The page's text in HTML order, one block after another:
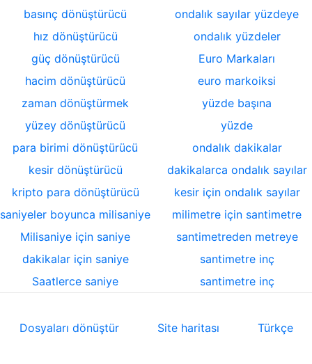
basınç dönüştürücü
hız dönüştürücü
güç dönüştürücü
hacim dönüştürücü
zaman dönüştürmek
yüzey dönüştürücü
para birimi dönüştürücü
kesir dönüştürücü
kripto para dönüştürücü
saniyeler boyunca milisaniye
Milisaniye için saniye
dakikalar için saniye
Saatlerce saniye
ondalık sayılar yüzdeye
ondalık yüzdeler
Euro Markaları
euro markoiksi
yüzde başına
yüzde
ondalık dakikalar
dakikalarca ondalık sayılar
kesir için ondalık sayılar
milimetre için santimetre
santimetreden metreye
santimetre inç
santimetre inç
Dosyaları dönüştür Site haritası Türkçe